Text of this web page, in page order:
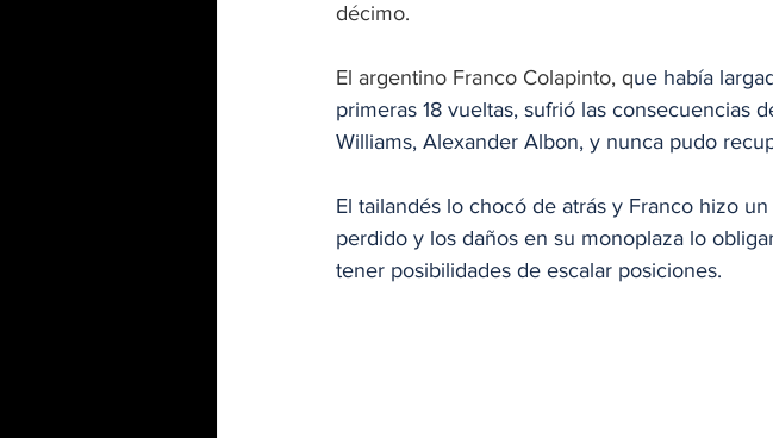
décimo.
El argentino Franco Colapinto, que había
primeras 18 vueltas, sufrió las consecuencias
Williams, Alexander Albon, y nunca pudo
El tailandés lo chocó de atrás y Franco hizo
perdido y los daños en su monoplaza lo
tener posibilidades de escalar posiciones.